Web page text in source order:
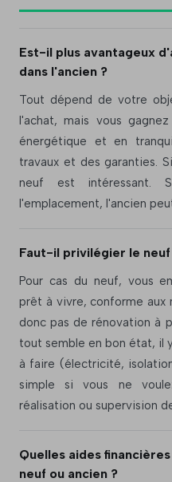
Est-il plus avantageux
dans l'ancien ?
Tout dépend de votre
l'achat, mais vous
énergétique et en
travaux et des garanties.
neuf est intéressant.
l'emplacement, l'ancien
Faut-il privilégier le
Pour cas du neuf, vous
prêt à vivre, conforme aux
donc pas de rénovation à
tout semble en bon état, il
à faire (électricité,
simple si vous ne
réalisation ou supervision
Quelles aides
neuf ou ancien ?